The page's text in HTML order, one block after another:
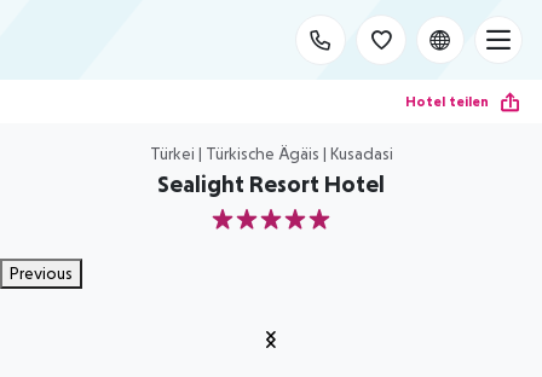
Hotel teilen
Türkei | Türkische Ägäis | Kusadasi
Sealight Resort Hotel
5
Previous